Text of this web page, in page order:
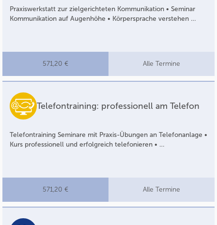
Praxiswerkstatt zur zielgerichteten Kommunikation • Seminar
Kommunikation auf Augenhöhe • Körpersprache verstehen …
571,20 € Alle Termine
Telefontraining: professionell am Telefon
Telefontraining Seminare mit Praxis-Übungen an Telefonanlage •
Kurs professionell und erfolgreich telefonieren • …
571,20 € Alle Termine